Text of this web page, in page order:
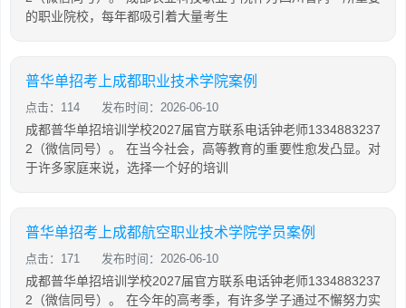
的职业院校，每年都吸引着大量考生
普华单招考上成都职业技术学院案例
点击：114 发布时间：2026-06-10
成都普华单招培训学校2027届官方联系电话钟老师1334883237
2（微信同号）。 在当今社会，高等教育的重要性愈发凸显。对
于许多家庭来说，选择一个好的培训
普华单招考上成都航空职业技术学院学员案例
点击：171 发布时间：2026-06-10
成都普华单招培训学校2027届官方联系电话钟老师1334883237
2（微信同号）。 在今年的高考季，有许多学子通过不懈努力实